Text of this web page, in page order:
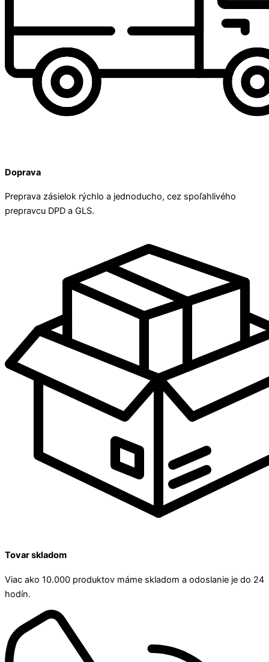
Doprava
Preprava zásielok rýchlo a jednoducho, cez spoľahlivého
prepravcu DPD a GLS.
Tovar skladom
Viac ako 10.000 produktov máme skladom a odoslanie je do 24
hodín.